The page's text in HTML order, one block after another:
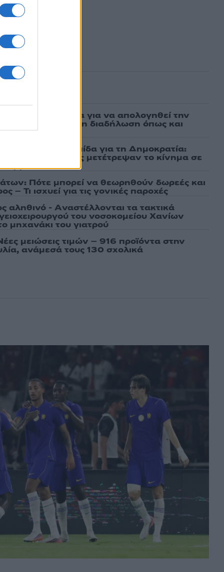
πήρε προθεσμία για να απολογηθεί την
συμμετείχε στη διαδήλωση όπως και
στην Ελπίδα για τη Δημοκρατία:
και Γαλανός μετέτρεψαν το κίνημα σε
κόμμα»
Πότε μπορεί να θεωρηθούν δωρεές και
– Τι ισχυεί για τις γονικές παροχές
αληθινό - Aναστέλλονται τα τακτικά
του νοσοκομείου Χανίων
μηχανάκι του γιατρού
μειώσεις τιμών – 916 προϊόντα στην
ανάμεσά τους 130 σχολικά